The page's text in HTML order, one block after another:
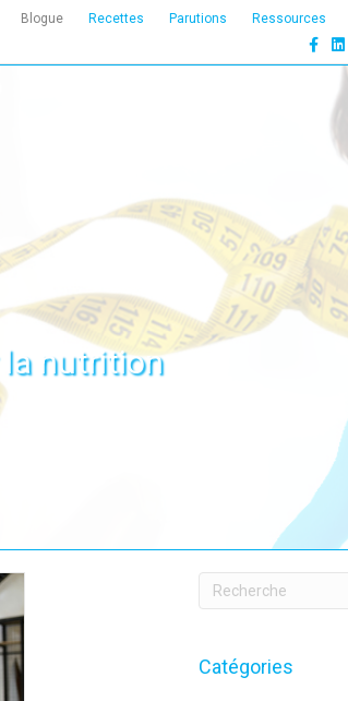
Blogue Recettes Parutions Ressources
Facebook
la nutrition
Catégories